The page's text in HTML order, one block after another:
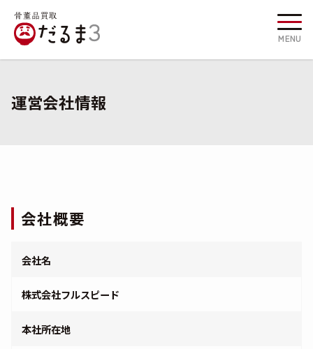
MENU
運営会社情報
会社概要
会社名
株式会社フルスピード
本社所在地